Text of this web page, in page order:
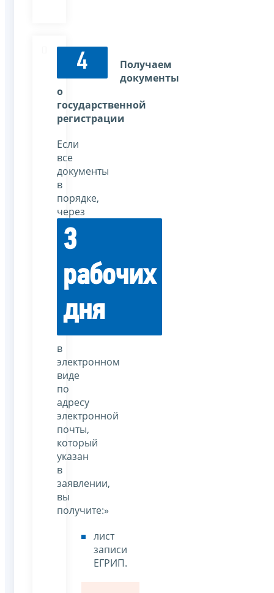
4
Получаем
документы
о
государственной
регистрации
Если
все
документы
в
порядке,
через
3
рабочих
дня
в
электронном
виде
по
адресу
электронной
почты,
который
указан
в
заявлении,
вы
получите:»
лист
записи
ЕГРИП.